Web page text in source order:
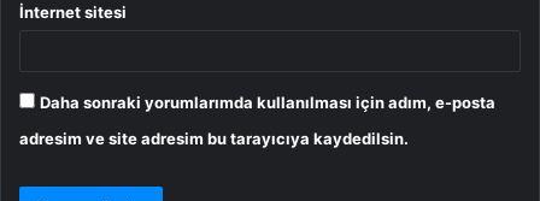
İnternet sitesi
Daha sonraki yorumlarımda kullanılması için adım, e-posta
adresim ve site adresim bu tarayıcıya kaydedilsin.